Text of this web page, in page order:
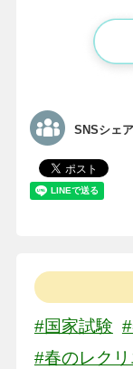
SNSシェア
#国家試験
#春のレク